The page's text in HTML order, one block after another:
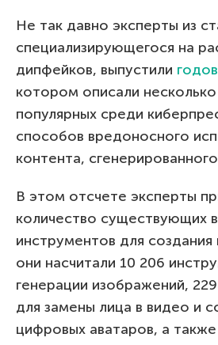
Не так давно эксперты из
специализирующегося на
дипфейков, выпустили
котором описали
популярных среди
способов вредоносного
контента,
В этом отсчете эксперты
количество существующих
инструментов для создания
они насчитали 10 206
генерации изображений,
для замены лица в видео и
цифровых аватаров, а также